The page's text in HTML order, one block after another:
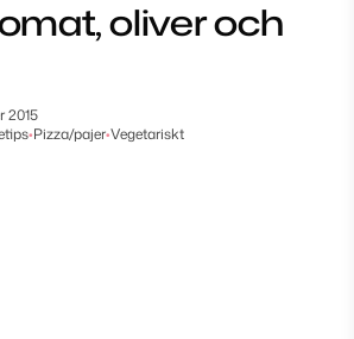
oliver och
2015
•Pizza/pajer•Vegetariskt